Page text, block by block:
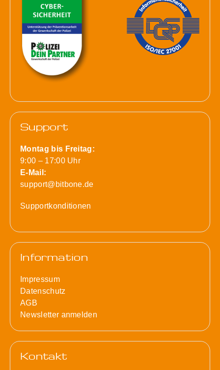
Support
Montag bis Freitag:
9:00 – 17:00 Uhr
E-Mail:
support@bitbone.de
Supportkonditionen
Information
Impressum
Datenschutz
AGB
Newsletter anmelden
Kontakt